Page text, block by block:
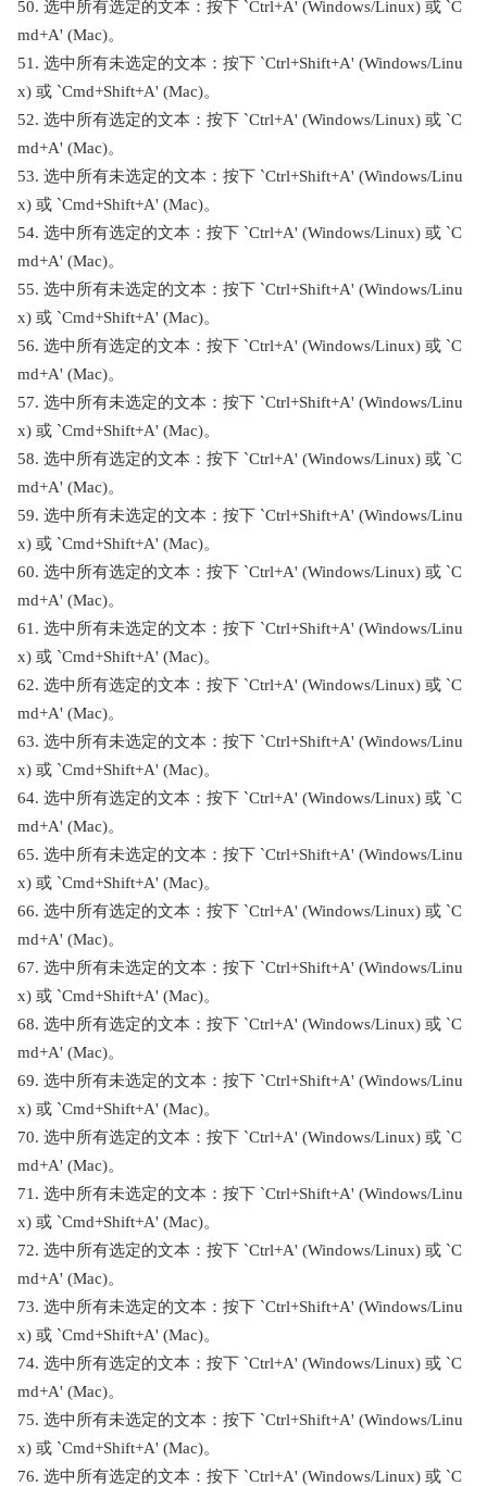
50. 选中所有选定的文本：按下 `Ctrl+A' (Windows/Linux) 或 `C
md+A' (Mac)。
51. 选中所有未选定的文本：按下 `Ctrl+Shift+A' (Windows/Linu
x) 或 `Cmd+Shift+A' (Mac)。
52. 选中所有选定的文本：按下 `Ctrl+A' (Windows/Linux) 或 `C
md+A' (Mac)。
53. 选中所有未选定的文本：按下 `Ctrl+Shift+A' (Windows/Linu
x) 或 `Cmd+Shift+A' (Mac)。
54. 选中所有选定的文本：按下 `Ctrl+A' (Windows/Linux) 或 `C
md+A' (Mac)。
55. 选中所有未选定的文本：按下 `Ctrl+Shift+A' (Windows/Linu
x) 或 `Cmd+Shift+A' (Mac)。
56. 选中所有选定的文本：按下 `Ctrl+A' (Windows/Linux) 或 `C
md+A' (Mac)。
57. 选中所有未选定的文本：按下 `Ctrl+Shift+A' (Windows/Linu
x) 或 `Cmd+Shift+A' (Mac)。
58. 选中所有选定的文本：按下 `Ctrl+A' (Windows/Linux) 或 `C
md+A' (Mac)。
59. 选中所有未选定的文本：按下 `Ctrl+Shift+A' (Windows/Linu
x) 或 `Cmd+Shift+A' (Mac)。
60. 选中所有选定的文本：按下 `Ctrl+A' (Windows/Linux) 或 `C
md+A' (Mac)。
61. 选中所有未选定的文本：按下 `Ctrl+Shift+A' (Windows/Linu
x) 或 `Cmd+Shift+A' (Mac)。
62. 选中所有选定的文本：按下 `Ctrl+A' (Windows/Linux) 或 `C
md+A' (Mac)。
63. 选中所有未选定的文本：按下 `Ctrl+Shift+A' (Windows/Linu
x) 或 `Cmd+Shift+A' (Mac)。
64. 选中所有选定的文本：按下 `Ctrl+A' (Windows/Linux) 或 `C
md+A' (Mac)。
65. 选中所有未选定的文本：按下 `Ctrl+Shift+A' (Windows/Linu
x) 或 `Cmd+Shift+A' (Mac)。
66. 选中所有选定的文本：按下 `Ctrl+A' (Windows/Linux) 或 `C
md+A' (Mac)。
67. 选中所有未选定的文本：按下 `Ctrl+Shift+A' (Windows/Linu
x) 或 `Cmd+Shift+A' (Mac)。
68. 选中所有选定的文本：按下 `Ctrl+A' (Windows/Linux) 或 `C
md+A' (Mac)。
69. 选中所有未选定的文本：按下 `Ctrl+Shift+A' (Windows/Linu
x) 或 `Cmd+Shift+A' (Mac)。
70. 选中所有选定的文本：按下 `Ctrl+A' (Windows/Linux) 或 `C
md+A' (Mac)。
71. 选中所有未选定的文本：按下 `Ctrl+Shift+A' (Windows/Linu
x) 或 `Cmd+Shift+A' (Mac)。
72. 选中所有选定的文本：按下 `Ctrl+A' (Windows/Linux) 或 `C
md+A' (Mac)。
73. 选中所有未选定的文本：按下 `Ctrl+Shift+A' (Windows/Linu
x) 或 `Cmd+Shift+A' (Mac)。
74. 选中所有选定的文本：按下 `Ctrl+A' (Windows/Linux) 或 `C
md+A' (Mac)。
75. 选中所有未选定的文本：按下 `Ctrl+Shift+A' (Windows/Linu
x) 或 `Cmd+Shift+A' (Mac)。
76. 选中所有选定的文本：按下 `Ctrl+A' (Windows/Linux) 或 `C